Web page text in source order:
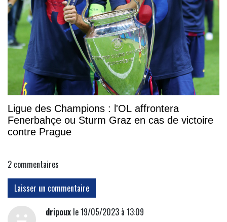
Ligue des Champions : l'OL affrontera
Fenerbahçe ou Sturm Graz en cas de victoire
contre Prague
2 commentaires
Laisser un commentaire
dripouxle 19/05/2023 à 13:09